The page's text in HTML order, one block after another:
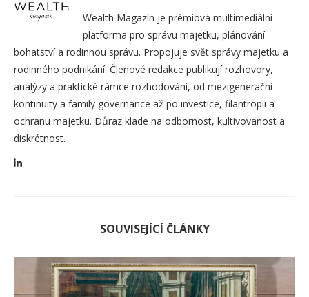
Wealth Magazín je prémiová multimediální
platforma pro správu majetku, plánování
bohatství a rodinnou správu. Propojuje svět správy majetku a
rodinného podnikání. Členové redakce publikují rozhovory,
analýzy a praktické rámce rozhodování, od mezigenerační
kontinuity a family governance až po investice, filantropii a
ochranu majetku. Důraz klade na odbornost, kultivovanost a
diskrétnost.
SOUVISEJÍCÍ ČLÁNKY